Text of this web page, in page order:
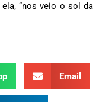
“nos veio o sol da
Email